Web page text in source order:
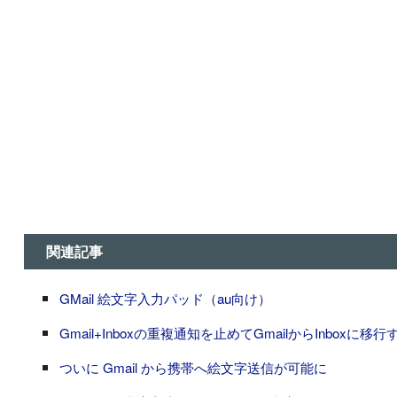
関連記事
GMail 絵文字入力パッド（au向け）
Gmail+Inboxの重複通知を止めてGmailからInboxに移行
ついに Gmail から携帯へ絵文字送信が可能に